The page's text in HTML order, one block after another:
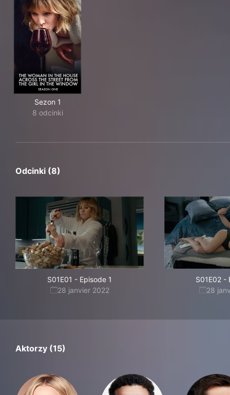
Sezon 1
8 odcinki
Odcinki (8)
S01E01 - Episode 1
28 janvier 2022
S01E02 -
28
Aktorzy (15)